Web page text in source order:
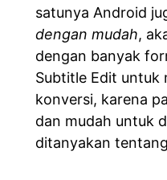
satunya Android
dengan mudah,
dengan banyak
Subtitle Edit untuk
konversi, karena
dan mudah untuk
ditanyakan